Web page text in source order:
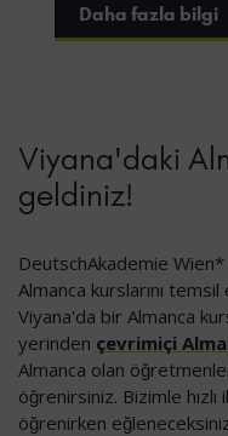
Daha fazla bilgi
Viyana'daki
geldiniz!
DeutschAkademie Wien*
Almanca kurslarını
Viyana'da bir Almanca
yerinden çevrimiçi
Almanca olan
öğrenirsiniz. Bizimle
öğrenirken